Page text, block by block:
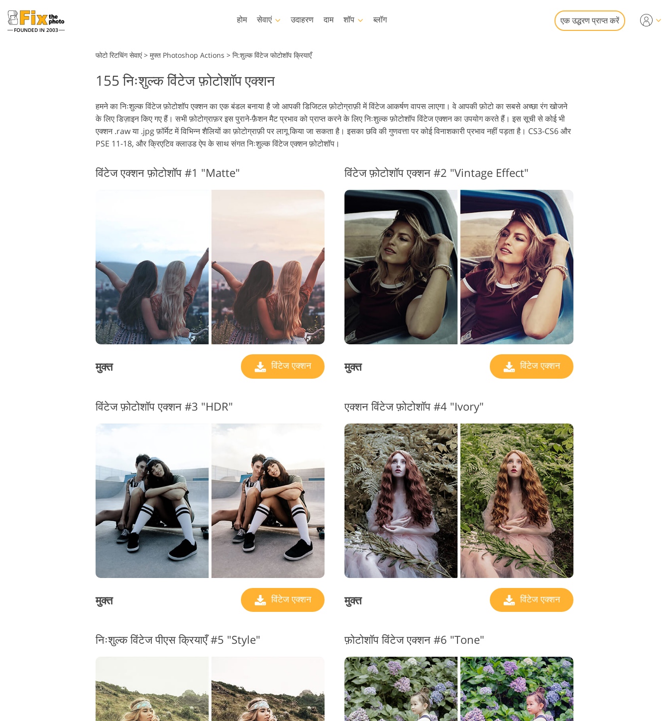
FOUNDED IN 2003
होम सेवाएं
शादी की फोटो संपादन सेवाएं कपड़ों के लिए AI जनरेटेड मॉडल इमेज मैनिपुलेशन सर्विसेज फोटो स्टोर स्टेशन सर्विसेज
एआई प्रशिक्षण डेटा वीडियो संपादन सेवाएं
उदाहरण दाम शॉप
Lightroom
लाइटरूम प्रीसेट
बेस्ट डील प्रीसेट
मोबाइल संग्रह
Photoshop
फोटोशॉप क्रिया
फोटोशॉप ओवरले
फोटोशॉप बनावट
Ps क्रियाएँ संपूर्ण संग्रह
पीएस पूरे संग्रह को ओवरले करता है
वेलेंटाइन डे कार्ड
शादी के निमंत्रण
बच्चों के जन्मदिन का निमंत्रण
ब्लॉग एक उद्धरण प्राप्त करें
फोटो रिटचिंग सेवाएं> मुफ्त Photoshop Actions > नि:शुल्क विंटेज फोटोशॉप क्रियाएँ
155 निःशुल्क विंटेज फ़ोटोशॉप एक्शन
हमने का निःशुल्क विंटेज फ़ोटोशॉप एक्शन का एक बंडल बनाया है जो आपकी डिजिटल फ़ोटोग्राफ़ी में विंटेज आकर्षण वापस लाएगा। वे आपकी फ़ोटो का सबसे अच्छा रंग खोजने
के लिए डिज़ाइन किए गए हैं। सभी फ़ोटोग्राफ़र इस पुराने-फ़ैशन मैट प्रभाव को प्राप्त करने के लिए निःशुल्क फ़ोटोशॉप विंटेज एक्शन का उपयोग करते हैं। इस सूची से कोई भी
एक्शन .raw या .jpg फ़ॉर्मेट में विभिन्न शैलियों का फ़ोटोग्राफ़ी पर लागू किया जा सकता है। इसका छवि की गुणवत्ता पर कोई विनाशकारी प्रभाव नहीं पड़ता है। CS3-CS6 और
PSE 11-18, और क्रिएटिव क्लाउड ऐप के साथ संगत निःशुल्क विंटेज एक्शन फ़ोटोशॉप।
विंटेज एक्शन फ़ोटोशॉप #1 "Matte"
मुक्त विंटेज एक्शन
विंटेज फ़ोटोशॉप एक्शन #2 "Vintage Effect"
मुक्त विंटेज एक्शन
विंटेज फ़ोटोशॉप एक्शन #3 "HDR"
मुक्त विंटेज एक्शन
एक्शन विंटेज फ़ोटोशॉप #4 "Ivory"
मुक्त विंटेज एक्शन
निःशुल्क विंटेज पीएस क्रियाएँ #5 "Style" फ़ोटोशॉप विंटेज एक्शन #6 "Tone"